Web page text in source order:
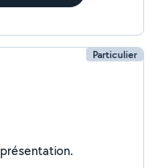
Particulier
Je n'ai pas encore renseigné ma présentation.